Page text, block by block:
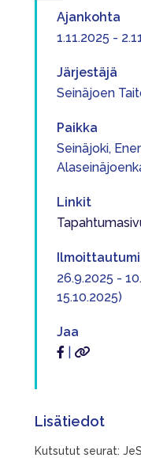
Ajankohta
1.11.2025 -
Järjestäjä
Seinäjoen
Paikka
Seinäjoki,
Linkit
26.9.2025 -
15.10.2025)
Jaa
Lisätiedot
Kutsutut seurat: